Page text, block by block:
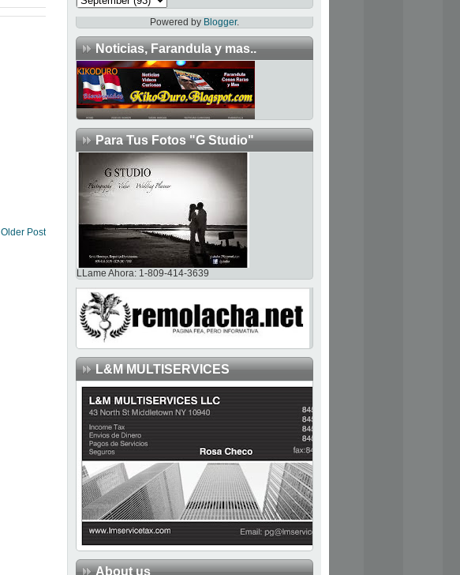
Older Post
Powered by Blogger.
Noticias, Farandula y mas..
Para Tus Fotos "G Studio"
LLame Ahora: 1-809-414-3639
L&M MULTISERVICES
About us